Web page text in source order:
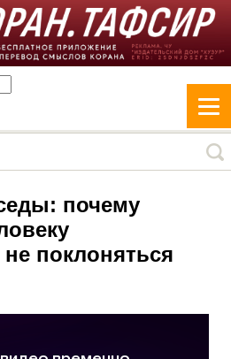
почему
поклоняться